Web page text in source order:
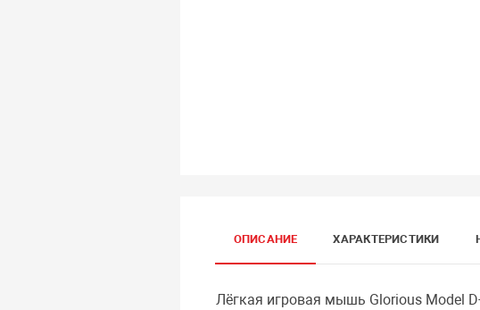
ОПИСАНИЕ ХАРАКТЕРИСТИКИ
Лёгкая игровая мышь Glorious Model